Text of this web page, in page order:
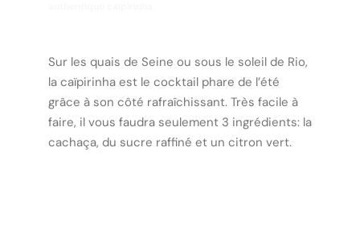
Sur les quais de Seine ou sous le soleil de Rio,
la caïpirinha est le cocktail phare de l’été
grâce à son côté rafraîchissant. Très facile à
faire, il vous faudra seulement 3 ingrédients: la
cachaça, du sucre raffiné et un citron vert.